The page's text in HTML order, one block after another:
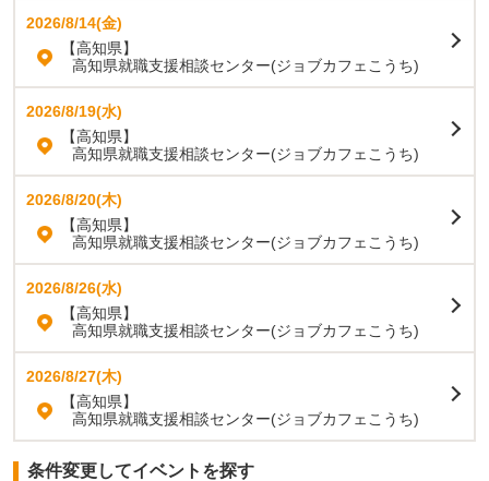
2026/8/14(金)
【高知県】
高知県就職支援相談センター(ジョブカフェこうち)
2026/8/19(水)
【高知県】
高知県就職支援相談センター(ジョブカフェこうち)
2026/8/20(木)
【高知県】
高知県就職支援相談センター(ジョブカフェこうち)
2026/8/26(水)
【高知県】
高知県就職支援相談センター(ジョブカフェこうち)
2026/8/27(木)
【高知県】
高知県就職支援相談センター(ジョブカフェこうち)
条件変更してイベントを探す